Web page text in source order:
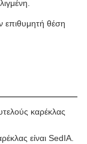
επιθυμητή θέση
καρέκλας
είναι SedIA.